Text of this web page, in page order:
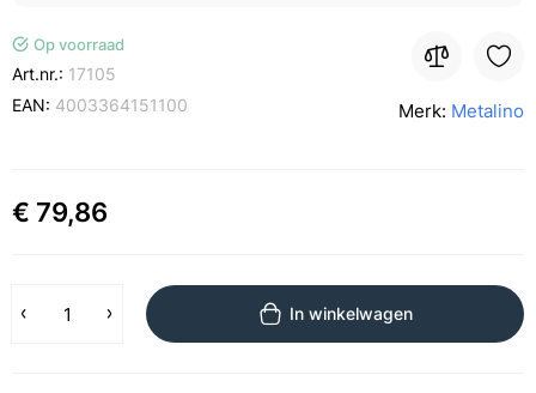
Op voorraad
Art.nr.: 17105
EAN: 4003364151100 Merk: Metalino
€ 79,86
In winkelwagen